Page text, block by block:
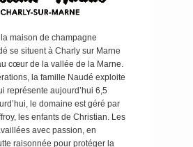
maison de champagne
se situent à Charly sur Marne
cœur de la vallée de la Marne.
la famille Naudé exploite
représente aujourd’hui 6,5
le domaine est géré par
les enfants de Christian. Les
avec passion, en
raisonnée pour protéger la